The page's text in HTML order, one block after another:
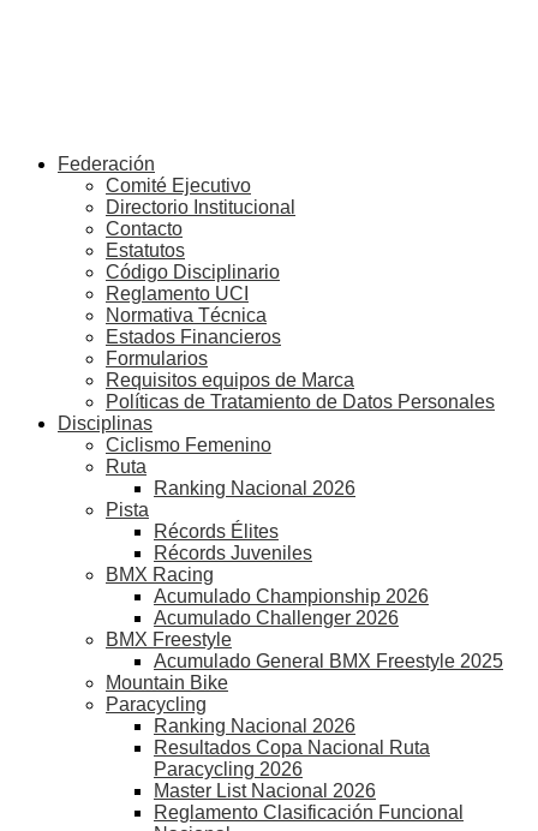
Federación
Comité Ejecutivo
Directorio Institucional
Contacto
Estatutos
Código Disciplinario
Reglamento UCI
Normativa Técnica
Estados Financieros
Formularios
Requisitos equipos de Marca
Políticas de Tratamiento de Datos Personales
Disciplinas
Ciclismo Femenino
Ruta
Ranking Nacional 2026
Pista
Récords Élites
Récords Juveniles
BMX Racing
Acumulado Championship 2026
Acumulado Challenger 2026
BMX Freestyle
Acumulado General BMX Freestyle 2025
Mountain Bike
Paracycling
Ranking Nacional 2026
Resultados Copa Nacional Ruta
Paracycling 2026
Master List Nacional 2026
Reglamento Clasificación Funcional